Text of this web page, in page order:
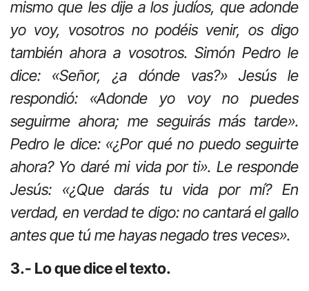
mismo que les dije a los judíos, que adonde
yo voy, vosotros no podéis venir, os digo
también ahora a vosotros. Simón Pedro le
dice: «Señor, ¿a dónde vas?» Jesús le
respondió: «Adonde yo voy no puedes
seguirme ahora; me seguirás más tarde».
Pedro le dice: «¿Por qué no puedo seguirte
ahora? Yo daré mi vida por ti». Le responde
Jesús: «¿Que darás tu vida por mí? En
verdad, en verdad te digo: no cantará el gallo
antes que tú me hayas negado tres veces».
3.- Lo que dice el texto.